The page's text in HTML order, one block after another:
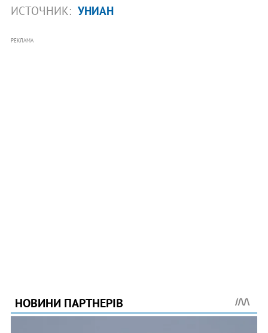
ИСТОЧНИК: УНИАН
РЕКЛАМА